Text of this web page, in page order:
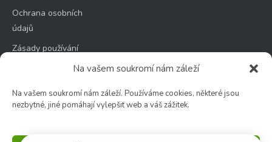
Na vašem soukromí nám záleží
Na vašem soukromí nám záleží. Používáme cookies, některé jsou
nezbytné, jiné pomáhají vylepšit web a váš zážitek.
Ochrana osobních
údajů
Zásady používání